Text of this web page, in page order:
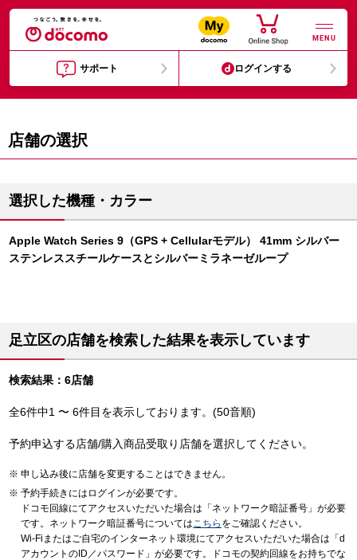
MENU
サポート ログインする
店舗の選択
選択した機種・カラー
Apple Watch Series 9（GPS + Cellularモデル） 41mm シルバー
ステンレススチールケースとシルバーミラネーゼループ
足立区の店舗を検索した結果を表示しています
検索結果：6店舗
全6件中1 〜 6件目を表示しております。(50音順)
予約申込する店舗/購入商品受取り店舗を選択してください。
申し込み後に店舗を変更することはできません。
予約手続きにはログインが必要です。
ドコモ回線にてアクセスいただいた場合は「ネットワーク暗証番号」が必要
です。ネットワーク暗証番号についてはこちら をご確認ください。
Wi-Fiまたはご自宅のインターネット環境にてアクセスいただいた場合は「d
アカウントのID／パスワード」が必要です。ドコモの契約回線をお持ちでな